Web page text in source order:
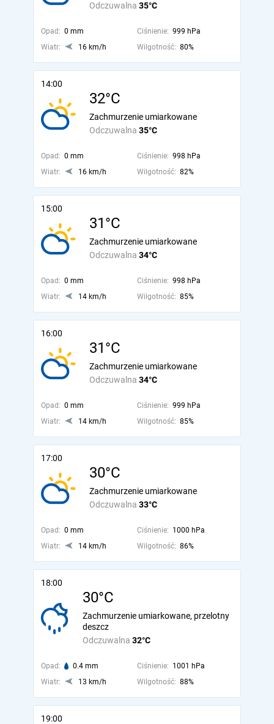
Odczuwalna 35°C
Opad: 0 mm Ciśnienie: 999 hPa
Wiatr:
16 km/h Wilgotność: 80%
14:00
32°C
Odczuwalna 35°C
Zachmurzenie umiarkowane
Opad: 0 mm Ciśnienie: 998 hPa
Wiatr:
16 km/h Wilgotność: 82%
15:00
31°C
Odczuwalna 34°C
Zachmurzenie umiarkowane
Opad: 0 mm Ciśnienie: 998 hPa
Wiatr:
14 km/h Wilgotność: 85%
16:00
31°C
Odczuwalna 34°C
Zachmurzenie umiarkowane
Opad: 0 mm Ciśnienie: 999 hPa
Wiatr:
14 km/h Wilgotność: 85%
17:00
30°C
Odczuwalna 33°C
Zachmurzenie umiarkowane
Opad: 0 mm Ciśnienie: 1000 hPa
Wiatr:
14 km/h Wilgotność: 86%
18:00
30°C
Odczuwalna 32°C
Zachmurzenie umiarkowane, przelotny
deszcz
Opad: 0.4 mm Ciśnienie: 1001 hPa
Wiatr:
13 km/h Wilgotność: 88%
19:00